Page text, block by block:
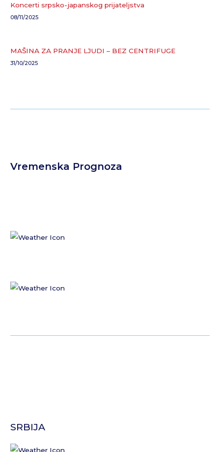
Koncerti srpsko-japanskog prijateljstva
08/11/2025
MAŠINA ZA PRANJE LJUDI – BEZ CENTRIFUGE
31/10/2025
Vremenska Prognoza
SRBIJA